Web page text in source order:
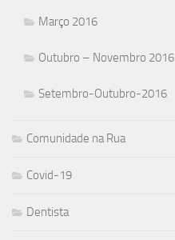
Março 2016
Outubro – Novembro 2016
Setembro-Outubro-2016
Comunidade na Rua
Covid-19
Dentista